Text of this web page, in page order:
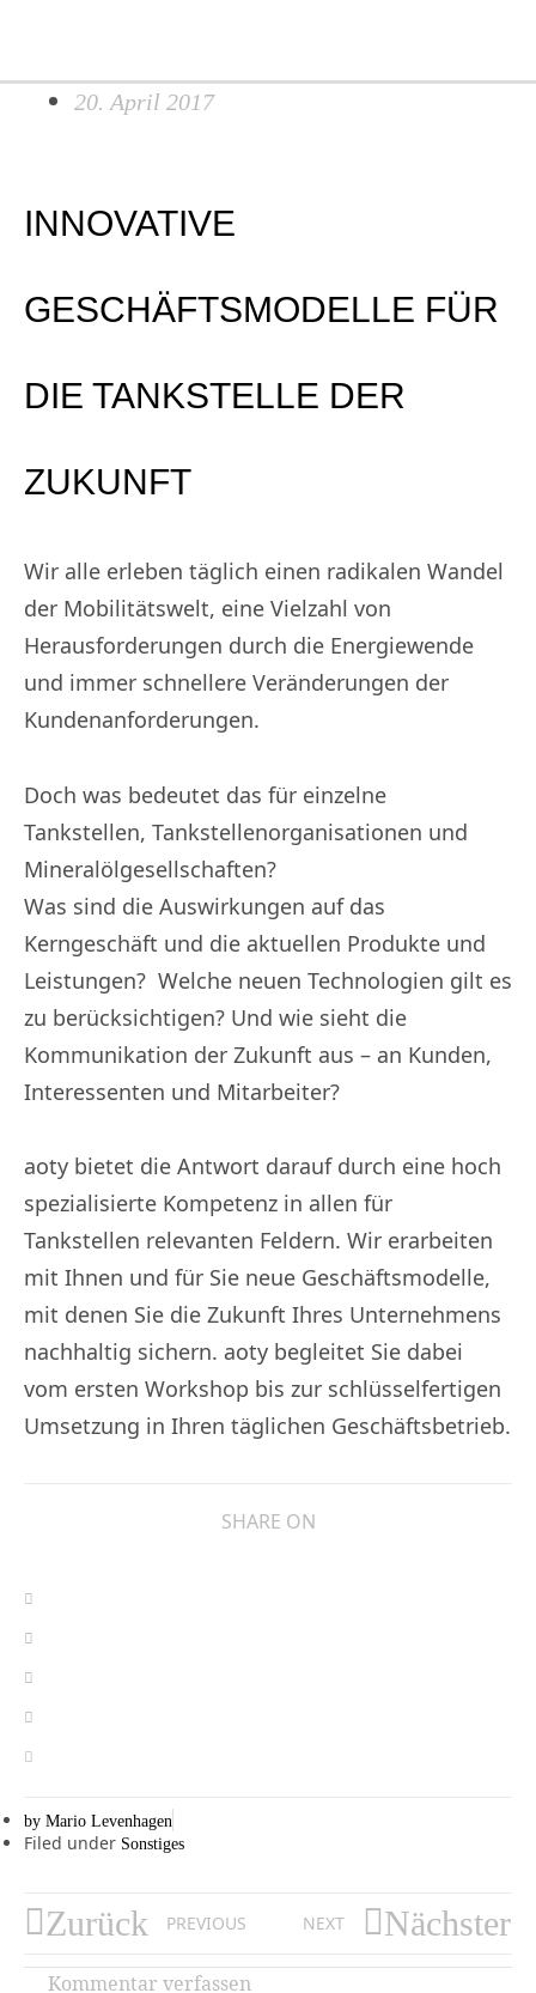
20. April 2017
INNOVATIVE
GESCHÄFTSMODELLE FÜR
DIE TANKSTELLE DER
ZUKUNFT
Wir alle erleben täglich einen radikalen Wandel
der Mobilitätswelt, eine Vielzahl von
Herausforderungen durch die Energiewende
und immer schnellere Veränderungen der
Kundenanforderungen.
Doch was bedeutet das für einzelne
Tankstellen, Tankstellenorganisationen und
Mineralölgesellschaften?
Was sind die Auswirkungen auf das
Kerngeschäft und die aktuellen Produkte und
Leistungen? Welche neuen Technologien gilt es
zu berücksichtigen? Und wie sieht die
Kommunikation der Zukunft aus – an Kunden,
Interessenten und Mitarbeiter?
aoty bietet die Antwort darauf durch eine hoch
spezialisierte Kompetenz in allen für
Tankstellen relevanten Feldern. Wir erarbeiten
mit Ihnen und für Sie neue Geschäftsmodelle,
mit denen Sie die Zukunft Ihres Unternehmens
nachhaltig sichern. aoty begleitet Sie dabei
vom ersten Workshop bis zur schlüsselfertigen
Umsetzung in Ihren täglichen Geschäftsbetrieb.
SHARE ON
by Mario Levenhagen
Filed under Sonstiges
Zurück PREVIOUS NEXT Nächster
Kommentar verfassen